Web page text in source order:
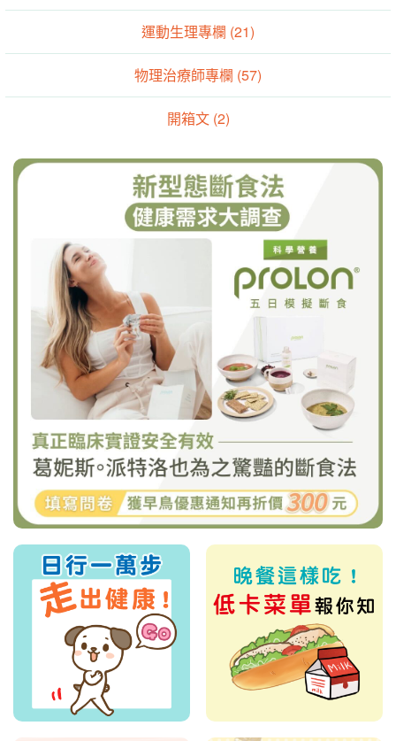
運動生理專欄 (21)
物理治療師專欄 (57)
開箱文 (2)